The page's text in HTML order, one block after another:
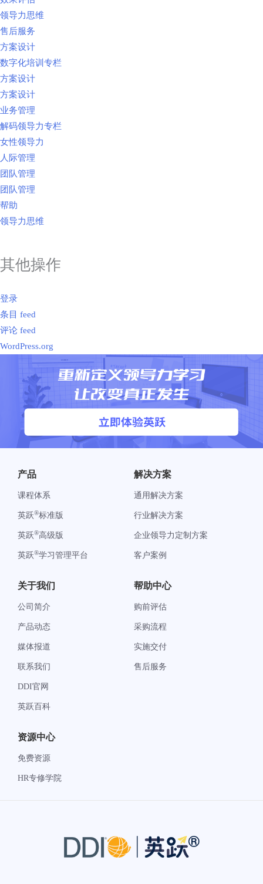
领导力思维
售后服务
方案设计
数字化培训专栏
方案设计
方案设计
业务管理
解码领导力专栏
女性领导力
人际管理
团队管理
团队管理
帮助
领导力思维
其他操作
登录
条目 feed
评论 feed
WordPress.org
产品
课程体系
英跃®标准版
英跃®高级版
英跃®学习管理平台
解决方案
通用解决方案
行业解决方案
企业领导力定制方案
客户案例
关于我们
公司简介
产品动态
媒体报道
联系我们
DDI官网
英跃百科
帮助中心
购前评估
采购流程
实施交付
售后服务
资源中心
免费资源
HR专修学院